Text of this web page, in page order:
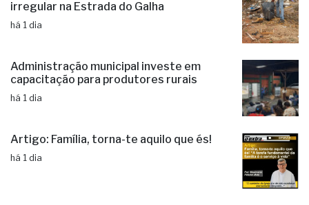
irregular na Estrada do Galha
há 1 dia
Administração municipal investe em
capacitação para produtores rurais
há 1 dia
Artigo: Família, torna-te aquilo que és!
há 1 dia